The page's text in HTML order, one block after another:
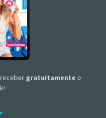
receber gratuitamente o